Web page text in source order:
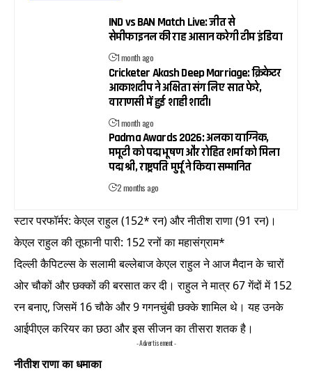
IND vs BAN Match Live: जीत से
सेमीफाइनल की राह आसान करेगी टीम इंडिया
1 month ago
Cricketer Akash Deep Marriage: क्रिकेटर
आकाशदीप ने अक्षिता संग लिए सात फेरे,
वाराणसी में हुई शाही शादी।
1 month ago
Padma Awards 2026: अलका याग्निक,
ममूटी को पद्म भूषण और रोहित शर्मा को मिला
पद्म श्री, राष्ट्रपति मुर्मू ने किया सम्मानित
2 months ago
स्टार परफॉर्मर: केएल राहुल (152* रन) और नीतीश राणा (91 रन)।
केएल राहुल की तूफानी पारी: 152 रनों का महासंग्राम*
दिल्ली कैपिटल्स के सलामी बल्लेबाज केएल राहुल ने आज मैदान के चारों
ओर चौकों और छक्कों की बरसात कर दी। राहुल ने मात्र 67 गेंदों में 152
रन बनाए, जिसमें 16 चौके और 9 गगनचुंबी छक्के शामिल थे। यह उनके
आईपीएल करियर का छठा और इस सीजन का तीसरा शतक है।
- Advertisement -
नीतीश राणा का धमाका